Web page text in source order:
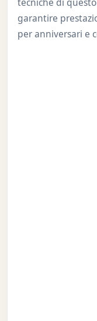
garantire
per anniversari e